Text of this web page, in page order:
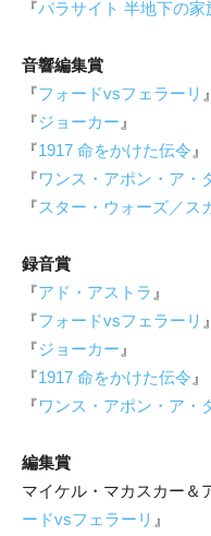
『パラサイト 半地下の家
音響編集賞
『フォードvsフェラーリ 』
『ジョーカー 』
『1917 命をかけた伝令 』
『ワンス・アポン・ア・
『スター・ウォーズ／ス
録音賞
『アド・アストラ 』
『フォードvsフェラーリ 』
『ジョーカー 』
『1917 命をかけた伝令 』
『ワンス・アポン・ア・
編集賞
マイケル・マカスカー＆
ードvsフェラーリ 』